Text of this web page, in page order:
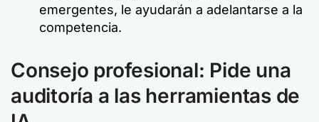
emergentes, le ayudarán a adelantarse a la
competencia.
Consejo profesional: Pide una
auditoría a las herramientas de